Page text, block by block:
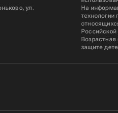
ул.
На
технологии
защите